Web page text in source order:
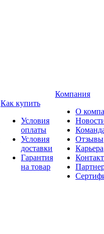
Как купить
Условия
оплаты
Условия
доставки
Гарантия
на товар
Компания
О
Отзывы
Карьера